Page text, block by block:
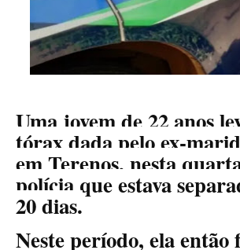
Uma jovem de 22 anos
tórax dada pelo ex-
em Terenos, nesta
polícia que estava
20 dias.
Neste período, ela